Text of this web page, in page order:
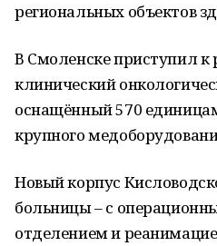
региональных объектов
В Смоленске приступил к
клинический
оснащённый 570
крупного
Новый корпус
больницы – с
отделением и